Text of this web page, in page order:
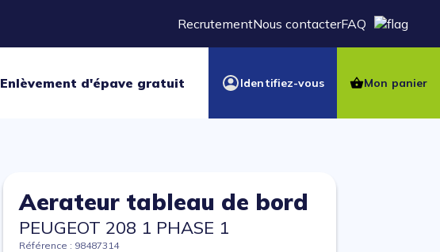
RecrutementNous contacterFAQ
Enlèvement d'épave gratuit Identifiez-vous Mon panier
Aerateur tableau de bord
PEUGEOT 208 1 PHASE 1
Référence : 98487314